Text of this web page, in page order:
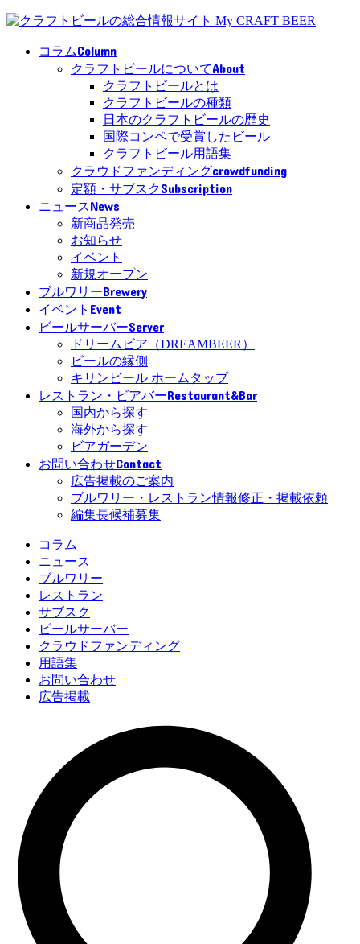
コラムColumn
クラフトビールについてAbout
クラフトビールとは
クラフトビールの種類
日本のクラフトビールの歴史
国際コンペで受賞したビール
クラフトビール用語集
クラウドファンディングcrowdfunding
定額・サブスクSubscription
ニュースNews
新商品発売
お知らせ
イベント
新規オープン
ブルワリーBrewery
イベント Event
ビールサーバーServer
ドリームビア（DREAMBEER）
ビールの縁側
キリンビール ホームタップ
レストラン・ビアバーRestaurant&Bar
国内から探す
海外から探す
ビアガーデン
お問い合わせContact
広告掲載のご案内
ブルワリー・レストラン情報修正・掲載依頼
編集長候補募集
コラム
ニュース
ブルワリー
レストラン
サブスク
ビールサーバー
クラウドファンディング
用語集
お問い合わせ
広告掲載